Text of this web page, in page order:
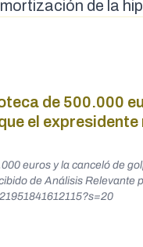
de la
de 500.000
el
euros y la canceló de
de Análisis Relevante